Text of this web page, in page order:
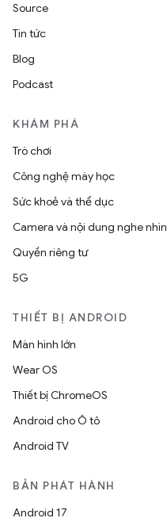
Source
Tin tức
Blog
Podcast
KHÁM PHÁ
Trò chơi
Công nghệ máy học
Sức khoẻ và thể dục
Camera và nội dung nghe nhìn
Quyền riêng tư
5G
THIẾT BỊ ANDROID
Màn hình lớn
Wear OS
Thiết bị ChromeOS
Android cho Ô tô
Android TV
BẢN PHÁT HÀNH
Android 17